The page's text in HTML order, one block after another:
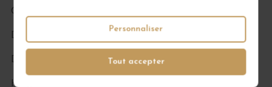
Tout accepter
Personnaliser
Clandestin
Deutz
Dhondt Grellet Jacquesson
Krug